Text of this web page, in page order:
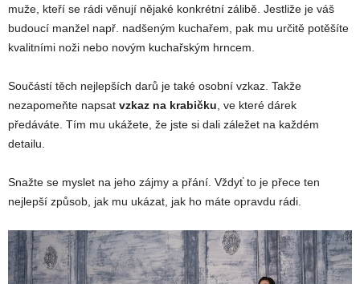
muže, kteří se rádi věnují nějaké konkrétní zálibě. Jestliže je váš
budoucí manžel např. nadšeným kuchařem, pak mu určitě potěšíte
kvalitními noži nebo novým kuchařským hrncem.
Součástí těch nejlepších darů je také osobní vzkaz. Takže
nezapomeňte napsat vzkaz na krabičku , ve které dárek
předáváte. Tím mu ukážete, že jste si dali záležet na každém
detailu.
Snažte se myslet na jeho zájmy a přání. Vždyť to je přece ten
nejlepší způsob, jak mu ukázat, jak ho máte opravdu rádi.